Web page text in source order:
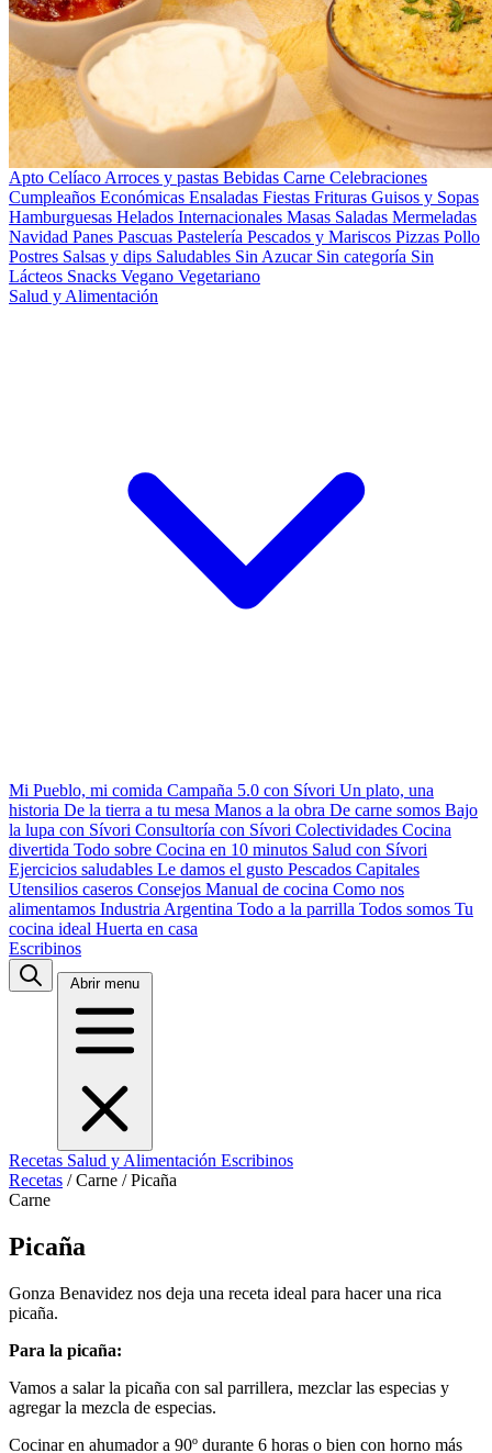
Apto Celíaco Arroces y pastas Bebidas Carne Celebraciones
Cumpleaños Económicas Ensaladas Fiestas Frituras Guisos y Sopas
Hamburguesas Helados Internacionales Masas Saladas Mermeladas
Navidad Panes Pascuas Pastelería Pescados y Mariscos Pizzas Pollo
Postres Salsas y dips Saludables Sin Azucar Sin categoría Sin
Lácteos Snacks Vegano Vegetariano
Salud y Alimentación
Mi Pueblo, mi comida Campaña 5.0 con Sívori Un plato, una
historia De la tierra a tu mesa Manos a la obra De carne somos Bajo
la lupa con Sívori Consultoría con Sívori Colectividades Cocina
divertida Todo sobre Cocina en 10 minutos Salud con Sívori
Ejercicios saludables Le damos el gusto Pescados Capitales
Utensilios caseros Consejos Manual de cocina Como nos
alimentamos Industria Argentina Todo a la parrilla Todos somos Tu
cocina ideal Huerta en casa
Escribinos
Abrir menu
Recetas Salud y Alimentación Escribinos
Recetas / Carne / Picaña
Carne
Picaña
Gonza Benavidez nos deja una receta ideal para hacer una rica
picaña.
Para la picaña:
Vamos a salar la picaña con sal parrillera, mezclar las especias y
agregar la mezcla de especias.
Cocinar en ahumador a 90º durante 6 horas o bien con horno más